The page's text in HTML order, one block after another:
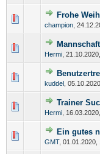
Frohe
champion
Hermi
kuddel
Trainer
Hermi
Ein gutes
GMT, 01.01.2020,